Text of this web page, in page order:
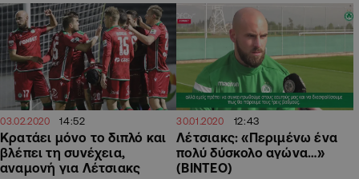
03.02.2020 14:52
Κρατάει μόνο το διπλό και
βλέπει τη συνέχεια,
αναμονή για Λέτσιακς
30.01.2020 12:43
Λέτσιακς: «Περιμένω ένα
πολύ δύσκολο αγώνα…»
(ΒΙΝΤΕΟ)